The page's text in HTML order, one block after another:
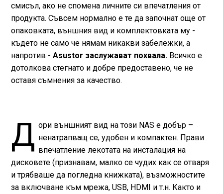
смисъл, ако не спомена личните си впечатления от
продукта. Съвсем нормално е те да започнат още от
опаковката, външния вид и комплектовката му -
където не само че нямам никакви забележки, а
напротив - Asustor заслужават похвала. Всичко е
дотолкова стегнато и добре предоставено, че не
оставя съмнения за качество.
Д ори външният вид на този NAS е добър –
ненатрапващ се, удобен и компактен. Прави
впечатление лекотата на инсталация на
дисковете (признавам, малко се чудих как се отваря
и трябваше да погледна книжката), възможностите
за включване към мрежа, USB, HDMI и т.н. Както и